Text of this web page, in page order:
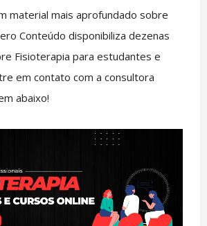
material mais aprofundado sobre
Conteúdo disponibiliza dezenas
Fisioterapia para estudantes e
em contato com a consultora
abaixo!